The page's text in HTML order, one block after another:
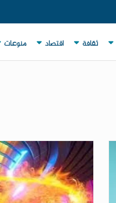
ثقافة اقتصاد منوعات